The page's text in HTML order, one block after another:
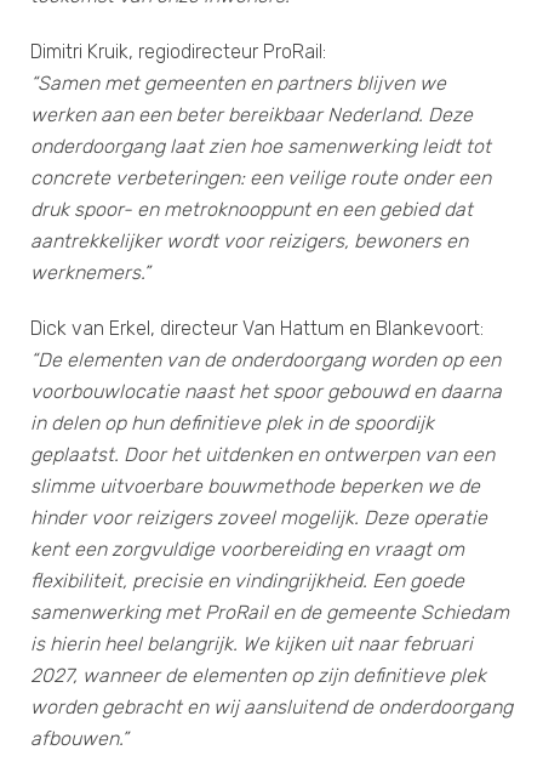
Dimitri Kruik, regiodirecteur ProRail:
“Samen met gemeenten en partners blijven we
werken aan een beter bereikbaar Nederland. Deze
onderdoorgang laat zien hoe samenwerking leidt tot
concrete verbeteringen: een veilige route onder een
druk spoor- en metroknooppunt en een gebied dat
aantrekkelijker wordt voor reizigers, bewoners en
werknemers.”
Dick van Erkel, directeur Van Hattum en Blankevoort:
“De elementen van de onderdoorgang worden op een
voorbouwlocatie naast het spoor gebouwd en daarna
in delen op hun definitieve plek in de spoordijk
geplaatst. Door het uitdenken en ontwerpen van een
slimme uitvoerbare bouwmethode beperken we de
hinder voor reizigers zoveel mogelijk. Deze operatie
kent een zorgvuldige voorbereiding en vraagt om
flexibiliteit, precisie en vindingrijkheid. Een goede
samenwerking met ProRail en de gemeente Schiedam
is hierin heel belangrijk. We kijken uit naar februari
2027, wanneer de elementen op zijn definitieve plek
worden gebracht en wij aansluitend de onderdoorgang
afbouwen.”